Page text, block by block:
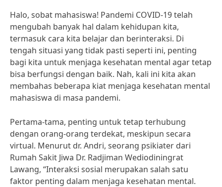
Halo, sobat mahasiswa! Pandemi COVID-19 telah
mengubah banyak hal dalam kehidupan kita,
termasuk cara kita belajar dan berinteraksi. Di
tengah situasi yang tidak pasti seperti ini, penting
bagi kita untuk menjaga kesehatan mental agar tetap
bisa berfungsi dengan baik. Nah, kali ini kita akan
membahas beberapa kiat menjaga kesehatan mental
mahasiswa di masa pandemi.
Pertama-tama, penting untuk tetap terhubung
dengan orang-orang terdekat, meskipun secara
virtual. Menurut dr. Andri, seorang psikiater dari
Rumah Sakit Jiwa Dr. Radjiman Wediodiningrat
Lawang, “Interaksi sosial merupakan salah satu
faktor penting dalam menjaga kesehatan mental.